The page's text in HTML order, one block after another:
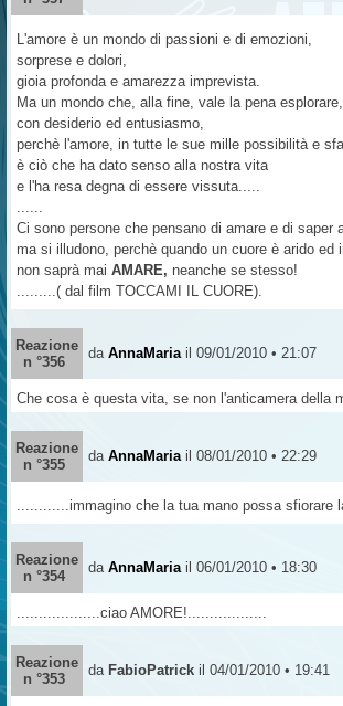
L'amore è un mondo di passioni e di emozioni,
sorprese e dolori,
gioia profonda e amarezza imprevista.
Ma un mondo che, alla fine, vale la pena esplorare,
con desiderio ed entusiasmo,
perchè l'amore, in tutte le sue mille possibilità e
è ciò che ha dato senso alla nostra vita
e l'ha resa degna di essere vissuta.....
......
Ci sono persone che pensano di amare e di saper
ma si illudono, perchè quando un cuore è arido ed
non saprà mai AMARE, neanche se stesso!
.........( dal film TOCCAMI IL CUORE).
Reazione
n °356
da AnnaMaria il 09/01/2010 • 21:07
Che cosa è questa vita, se non l'anticamera della
Reazione
n °355
da AnnaMaria il 08/01/2010 • 22:29
............immagino che la tua mano possa sfiorare
Reazione
n °354
da AnnaMaria il 06/01/2010 • 18:30
...................ciao AMORE!..................
Reazione
n °353
da FabioPatrickil 04/01/2010 • 19:41